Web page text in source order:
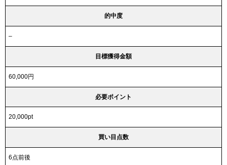
的中度
–
目標獲得金額
60,000円
必要ポイント
20,000pt
買い目点数
6点前後